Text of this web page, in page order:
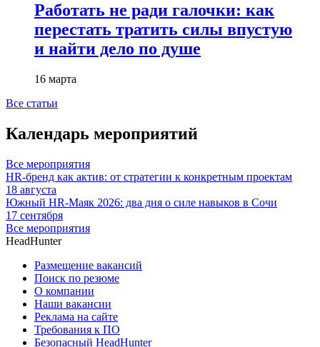
Работать не ради галочки: как
перестать тратить силы впустую
и найти дело по душе
16 марта
Все статьи
Календарь мероприятий
Все мероприятия
HR-бренд как актив: от стратегии к конкретным проектам
18 августа
Южный HR-Маяк 2026: два дня о силе навыков в Сочи
17 сентября
Все мероприятия
HeadHunter
Размещение вакансий
Поиск по резюме
О компании
Наши вакансии
Реклама на сайте
Требования к ПО
Безопасный HeadHunter